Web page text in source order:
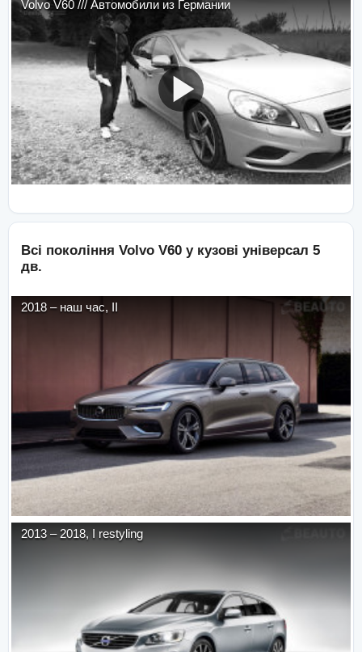
Volvo V60 /// Автомобили из Германии
Всі покоління Volvo V60 у кузові універсал 5
дв.
2018 – наш час, II
2013 – 2018, I restyling